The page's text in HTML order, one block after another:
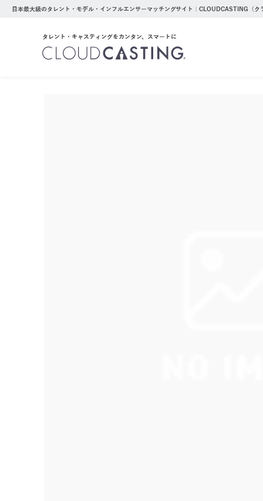
日本最大級のタレント・モデル・インフルエンサーマッチングサイト｜CLOUDCASTING（ク
タレント・キャスティングをカンタン、スマートに